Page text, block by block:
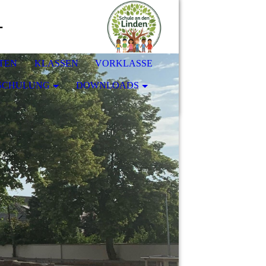
KLASSEN VORKLASSE
DOWNLOADS